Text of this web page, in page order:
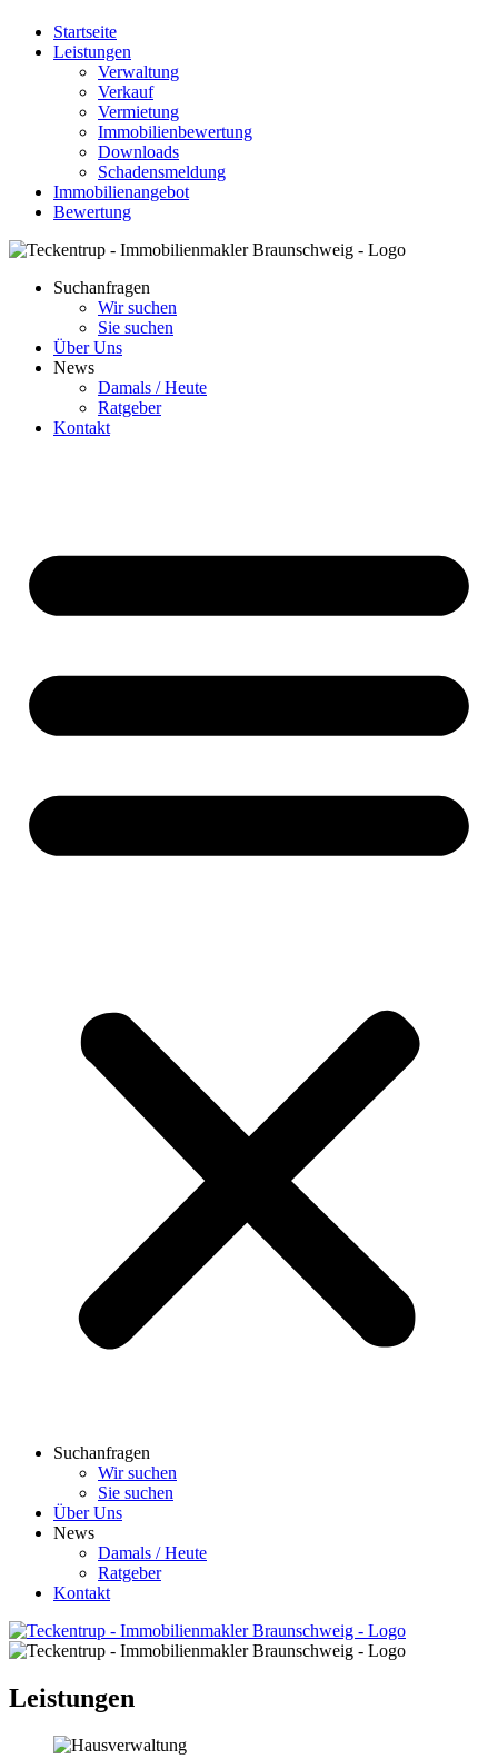
Startseite
Leistungen
Verwaltung
Verkauf
Vermietung
Immobilienbewertung
Downloads
Schadensmeldung
Immobilienangebot
Bewertung
Suchanfragen
Wir suchen
Sie suchen
Über Uns
News
Damals / Heute
Ratgeber
Kontakt
Suchanfragen
Wir suchen
Sie suchen
Über Uns
News
Damals / Heute
Ratgeber
Kontakt
Leistungen